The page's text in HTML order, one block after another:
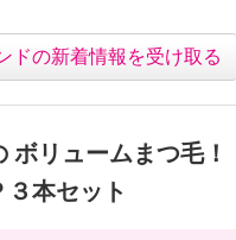
ドの新着情報を受け取る
リュームまつ毛！
本セット